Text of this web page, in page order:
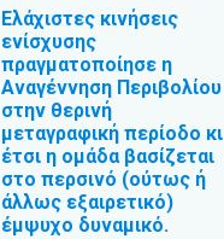
Ελάχιστες κινήσεις
ενίσχυσης
πραγματοποίησε η
Αναγέννηση Περιβολίου
στην θερινή
μεταγραφική περίοδο κι
έτσι η ομάδα βασίζεται
στο περσινό (ούτως ή
άλλως εξαιρετικό)
έμψυχο δυναμικό.